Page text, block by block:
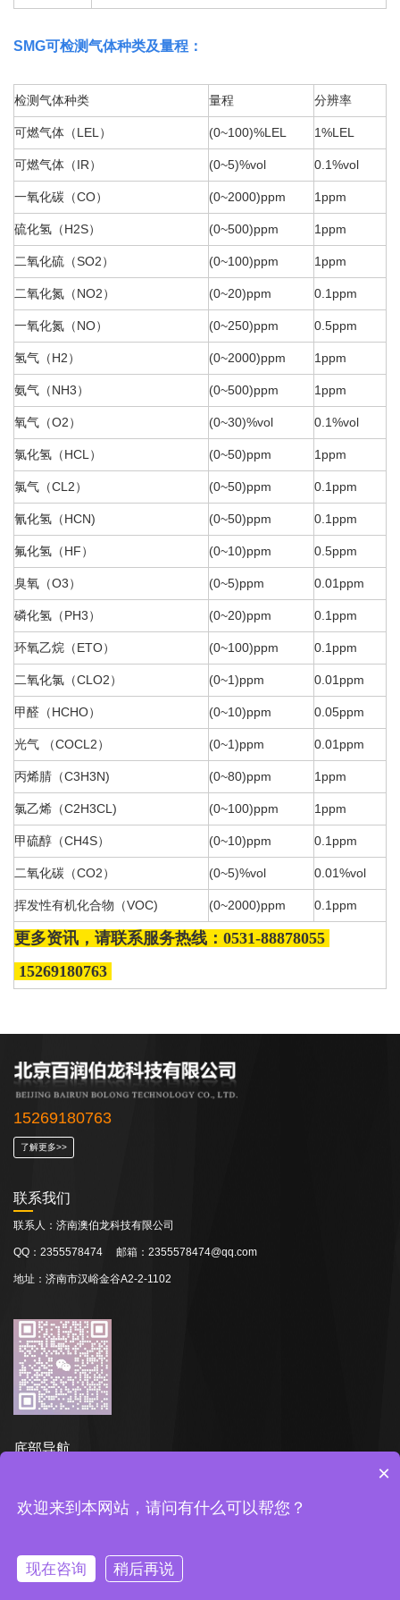
SMG可检测气体种类及量程：
检测气体种类 量程 分辨率
可燃气体（LEL ） (0~100)%LEL 1%LEL
可燃气体（IR） (0~5)%vol 0.1%vol
一氧化碳（CO） (0~2000)ppm 1ppm
硫化氢（H2S） (0~500)ppm 1ppm
二氧化硫（SO2） (0~100)ppm 1ppm
二氧化氮（NO2） (0~20)ppm 0.1ppm
一氧化氮（NO） (0~250)ppm 0.5ppm
氢气（H2） (0~2000)ppm 1ppm
氨气（NH3） (0~500)ppm 1ppm
氧气（O2） (0~30)%vol 0.1%vol
氯化氢（HCL） (0~50)ppm 1ppm
氯气（CL2） (0~50)ppm 0. 1ppm
氰化氢（HCN) (0~50)ppm 0.1ppm
氟化氢（HF） (0~10)ppm 0.5ppm
臭氧（O3） (0~5)ppm 0.01ppm
磷化氢（PH3） (0~20)ppm 0.1ppm
环氧乙烷（ETO） (0~100)ppm 0.1ppm
二氧化氯（CLO2） (0~1)ppm 0.01ppm
甲醛（HCHO） (0~10)ppm 0.05ppm
光气 （COCL2） (0~1)ppm 0.01ppm
丙烯腈（C3H3N) (0~80)ppm 1ppm
氯乙烯（C2H3CL) (0~100)ppm 1ppm
甲硫醇（CH4S） (0~10)ppm 0.1ppm
二氧化碳（CO2） (0~5)%vol 0.01%vol
挥发性有机化合物（VOC) (0~2000)ppm 0.1ppm
更多资讯，请联系服务热线：0531-88878055
15269180763
15269180763
了解更多>>
联系我们
联系人：济南澳伯龙科技有限公司
QQ：2355578474 邮箱：2355578474@qq.com
地址：济南市汉峪金谷A2-2-1102
底部导航
新闻资讯 品牌中心 走进百润
×
欢迎来到本网站，请问有什么可以帮您？
现在咨询 稍后再说